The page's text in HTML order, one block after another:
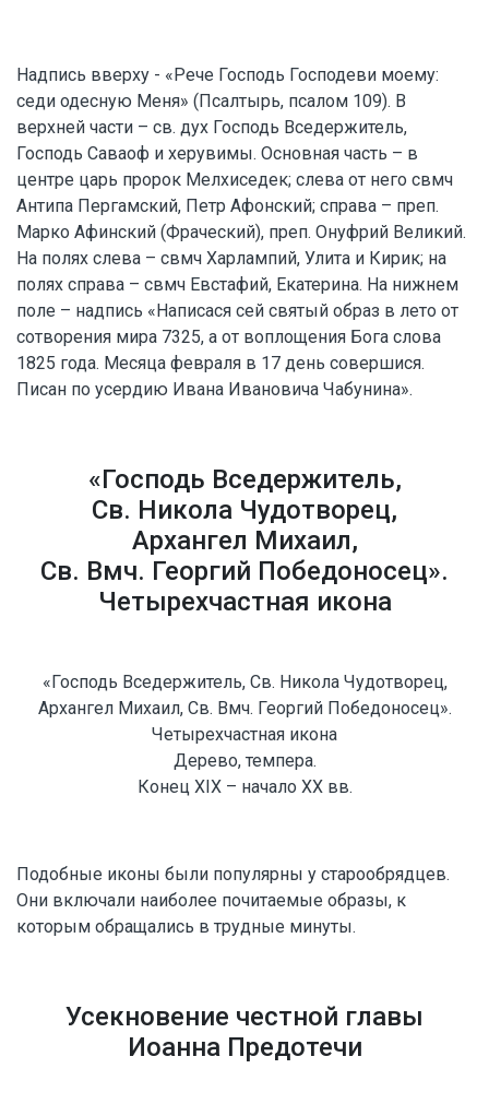
Надпись вверху - «Рече Господь Господеви моему:
седи одесную Меня» (Псалтырь, псалом 109). В
верхней части – св. дух Господь Вседержитель,
Господь Саваоф и херувимы. Основная часть – в
центре царь пророк Мелхиседек; слева от него свмч
Антипа Пергамский, Петр Афонский; справа – преп.
Марко Афинский (Фраческий), преп. Онуфрий Великий.
На полях слева – свмч Харлампий, Улита и Кирик; на
полях справа – свмч Евстафий, Екатерина. На нижнем
поле – надпись «Написася сей святый образ в лето от
сотворения мира 7325, а от воплощения Бога слова
1825 года. Месяца февраля в 17 день совершися.
Писан по усердию Ивана Ивановича Чабунина».
«Господь Вседержитель,
Св. Никола Чудотворец,
Архангел Михаил,
Св. Вмч. Георгий Победоносец».
Четырехчастная икона
«Господь Вседержитель, Св. Никола Чудотворец,
Архангел Михаил, Св. Вмч. Георгий Победоносец».
Четырехчастная икона
Дерево, темпера.
Конец XIX – начало XX вв.
Подобные иконы были популярны у старообрядцев.
Они включали наиболее почитаемые образы, к
которым обращались в трудные минуты.
Усекновение честной главы
Иоанна Предотечи